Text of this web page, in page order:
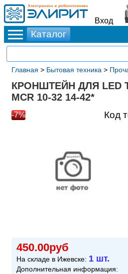
Вход
Главная > Бытовая техника >
КРОНШТЕЙН ДЛЯ LED
MCR 10-32 14-42*
-7% Код
450.00руб
На складе в Ижевске: 1 шт.
Дополнительная информация: